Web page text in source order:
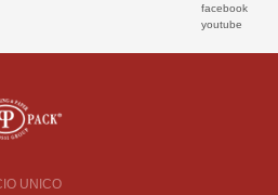
facebook
youtube
UNICO